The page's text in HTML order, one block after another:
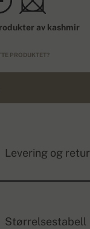
av kashmir
PRODUKTET?
Levering og retur
Størrelsestabell